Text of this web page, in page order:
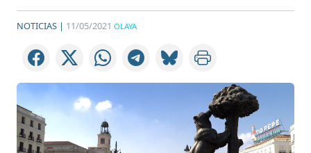
NOTICIAS | 11/05/2021 OLAYA